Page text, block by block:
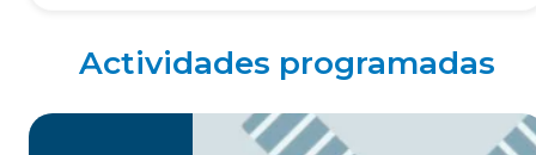
Actividades programadas